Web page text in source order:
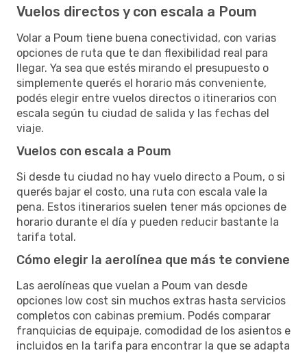
Vuelos directos y con escala a Poum
Volar a Poum tiene buena conectividad, con varias
opciones de ruta que te dan flexibilidad real para
llegar. Ya sea que estés mirando el presupuesto o
simplemente querés el horario más conveniente,
podés elegir entre vuelos directos o itinerarios con
escala según tu ciudad de salida y las fechas del
viaje.
Vuelos con escala a Poum
Si desde tu ciudad no hay vuelo directo a Poum, o si
querés bajar el costo, una ruta con escala vale la
pena. Estos itinerarios suelen tener más opciones de
horario durante el día y pueden reducir bastante la
tarifa total.
Cómo elegir la aerolínea que más te conviene
Las aerolíneas que vuelan a Poum van desde
opciones low cost sin muchos extras hasta servicios
completos con cabinas premium. Podés comparar
franquicias de equipaje, comodidad de los asientos e
incluidos en la tarifa para encontrar la que se adapta